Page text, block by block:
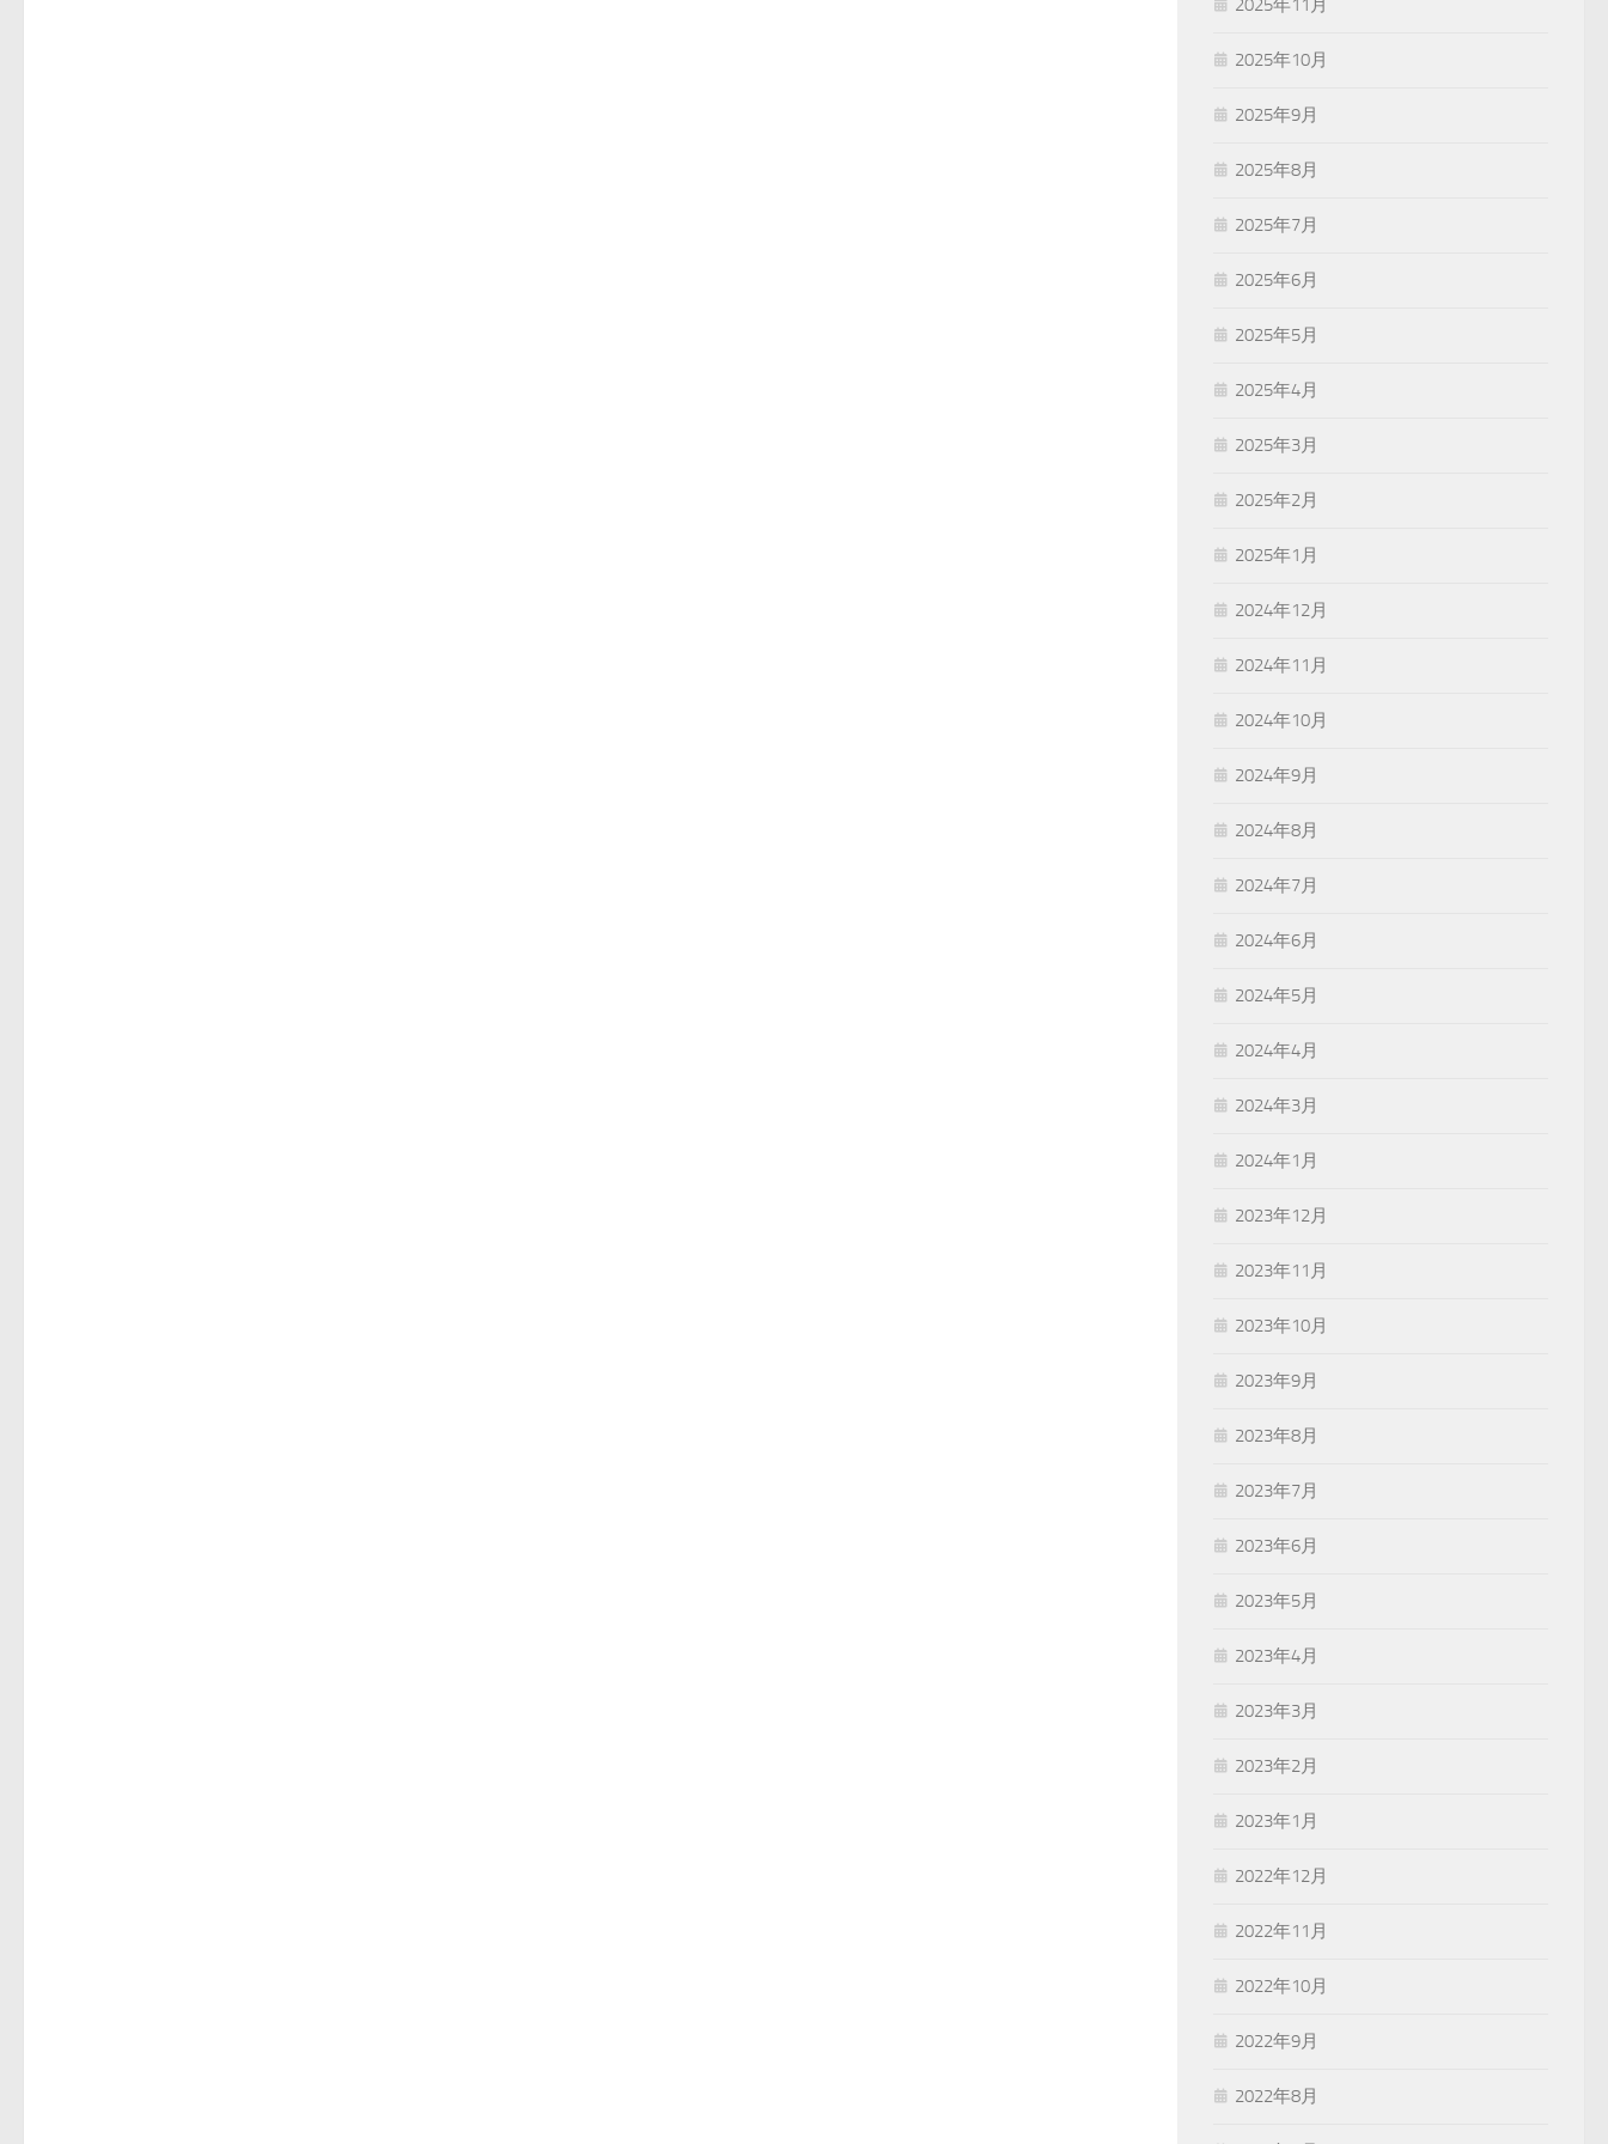
2025年11月
2025年10月
2025年9月
2025年8月
2025年7月
2025年6月
2025年5月
2025年4月
2025年3月
2025年2月
2025年1月
2024年12月
2024年11月
2024年10月
2024年9月
2024年8月
2024年7月
2024年6月
2024年5月
2024年4月
2024年3月
2024年1月
2023年12月
2023年11月
2023年10月
2023年9月
2023年8月
2023年7月
2023年6月
2023年5月
2023年4月
2023年3月
2023年2月
2023年1月
2022年12月
2022年11月
2022年10月
2022年9月
2022年8月